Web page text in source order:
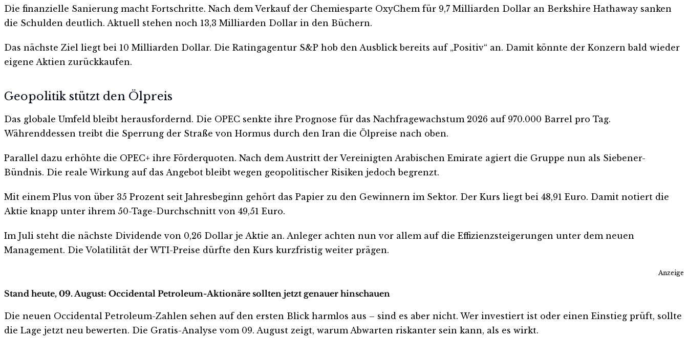
Die finanzielle Sanierung macht Fortschritte. Nach dem Verkauf der Chemiesparte OxyChem für 9,7 Milliarden Dollar an Berkshire Hathaway sanken
die Schulden deutlich. Aktuell stehen noch 13,3 Milliarden Dollar in den Büchern.
Das nächste Ziel liegt bei 10 Milliarden Dollar. Die Ratingagentur S&P hob den Ausblick bereits auf „Positiv“ an. Damit könnte der Konzern bald wieder
eigene Aktien zurückkaufen.
Geopolitik stützt den Ölpreis
Das globale Umfeld bleibt herausfordernd. Die OPEC senkte ihre Prognose für das Nachfragewachstum 2026 auf 970.000 Barrel pro Tag.
Währenddessen treibt die Sperrung der Straße von Hormus durch den Iran die Ölpreise nach oben.
Parallel dazu erhöhte die OPEC+ ihre Förderquoten. Nach dem Austritt der Vereinigten Arabischen Emirate agiert die Gruppe nun als Siebener-
Bündnis. Die reale Wirkung auf das Angebot bleibt wegen geopolitischer Risiken jedoch begrenzt.
Mit einem Plus von über 35 Prozent seit Jahresbeginn gehört das Papier zu den Gewinnern im Sektor. Der Kurs liegt bei 48,91 Euro. Damit notiert die
Aktie knapp unter ihrem 50-Tage-Durchschnitt von 49,51 Euro.
Im Juli steht die nächste Dividende von 0,26 Dollar je Aktie an. Anleger achten nun vor allem auf die Effizienzsteigerungen unter dem neuen
Management. Die Volatilität der WTI-Preise dürfte den Kurs kurzfristig weiter prägen.
Anzeige
Stand heute, 09. August: Occidental Petroleum-Aktionäre sollten jetzt genauer hinschauen
Die neuen Occidental Petroleum-Zahlen sehen auf den ersten Blick harmlos aus – sind es aber nicht. Wer investiert ist oder einen Einstieg prüft, sollte
die Lage jetzt neu bewerten. Die Gratis-Analyse vom 09. August zeigt, warum Abwarten riskanter sein kann, als es wirkt.